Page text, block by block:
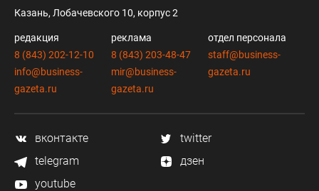
Казань, Лобачевского 10, корпус 2
редакция
8 (843) 202-12-10
info@business-
gazeta.ru
реклама
8 (843) 203-48-47
mir@business-
gazeta.ru
отдел персонала
staff@business-
gazeta.ru
вконтакте
twitter
telegram
дзен
youtube